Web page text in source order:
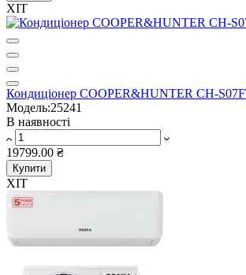
ХІТ
Кондиціонер COOPER&HUNTER CH-
Модель:25241
В наявності
19799.00 ₴
Купити
ХІТ